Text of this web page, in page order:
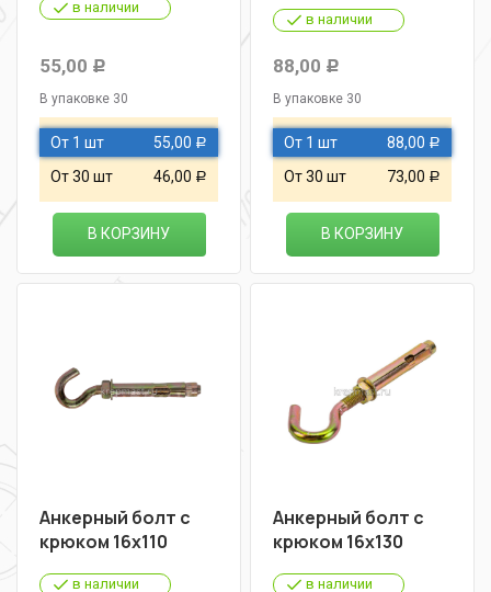
в наличии
55,00 Р
В упаковке 30
От 1 шт 55,00 Р
От 30 шт 46,00 Р
В КОРЗИНУ
в наличии
88,00 Р
В упаковке 30
От 1 шт 88,00 Р
От 30 шт 73,00 Р
В КОРЗИНУ
Анкерный болт с
крюком 16х110
в наличии
Анкерный болт с
крюком 16х130
в наличии